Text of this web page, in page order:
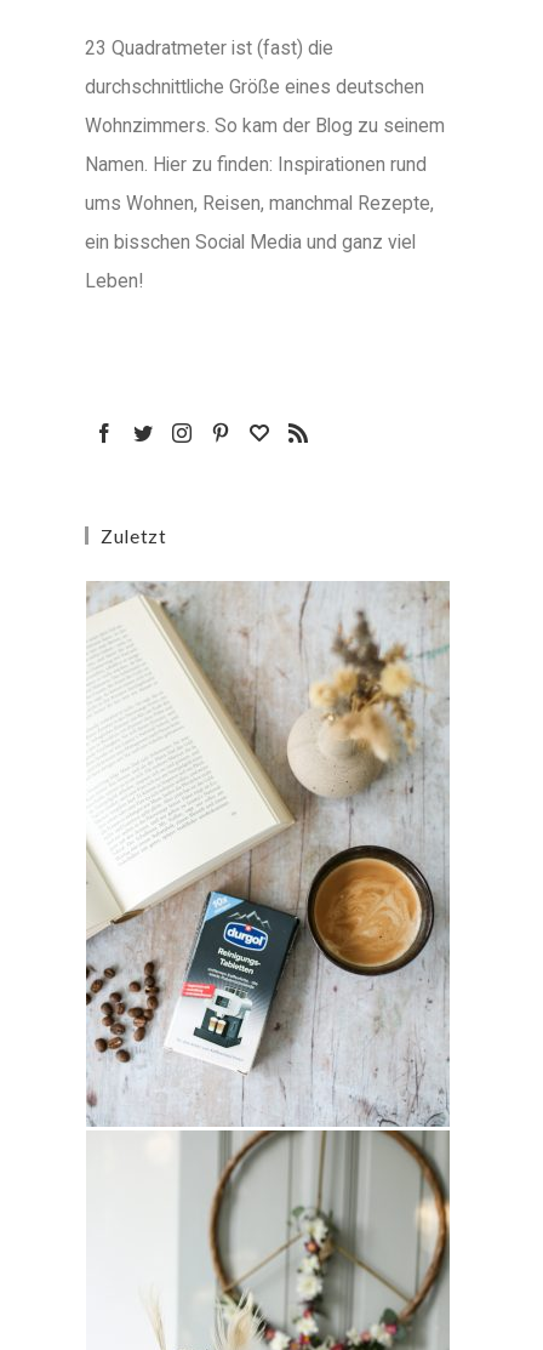
23 Quadratmeter ist (fast) die
durchschnittliche Größe eines deutschen
Wohnzimmers. So kam der Blog zu seinem
Namen. Hier zu finden: Inspirationen rund
ums Wohnen, Reisen, manchmal Rezepte,
ein bisschen Social Media und ganz viel
Leben!
Zuletzt